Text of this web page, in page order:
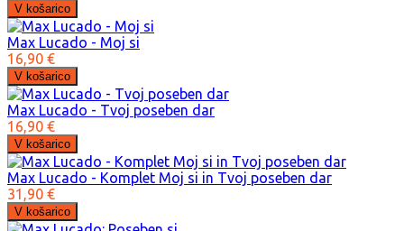
Max Lucado - Moj si
16,90 €
Max Lucado - Tvoj poseben dar
16,90 €
Max Lucado - Komplet Moj si in Tvoj poseben dar
31,90 €